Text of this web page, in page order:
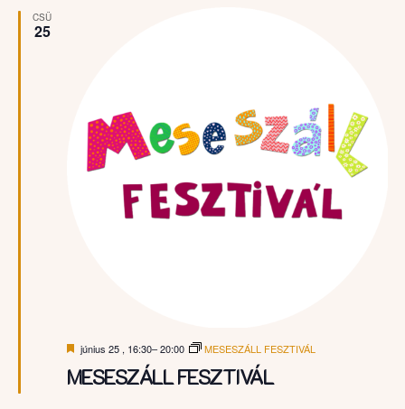
CSÜ
25
MESESZÁLL FESZTIVÁL
Kiemelt
június 25 , 16:30–20:00 MESESZÁLL FESZTIVÁL